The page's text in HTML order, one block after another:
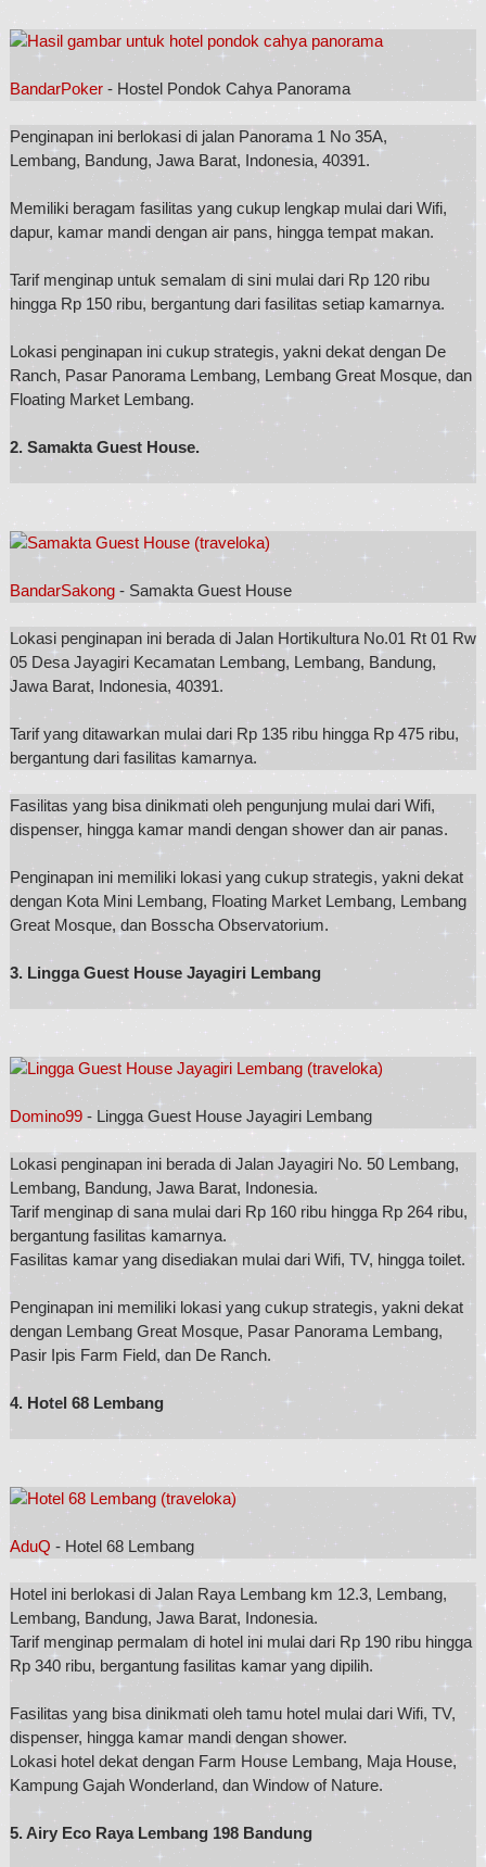
BandarPoker - Hostel Pondok Cahya Panorama
Penginapan ini berlokasi di jalan Panorama 1 No 35A,
Lembang, Bandung, Jawa Barat, Indonesia, 40391.
Memiliki beragam fasilitas yang cukup lengkap mulai dari Wifi,
dapur, kamar mandi dengan air pans, hingga tempat makan.
Tarif menginap untuk semalam di sini mulai dari Rp 120 ribu
hingga Rp 150 ribu, bergantung dari fasilitas setiap kamarnya.
Lokasi penginapan ini cukup strategis, yakni dekat dengan De
Ranch, Pasar Panorama Lembang, Lembang Great Mosque, dan
Floating Market Lembang.
2. Samakta Guest House.
BandarSakong - Samakta Guest House
Lokasi penginapan ini berada di Jalan Hortikultura No.01 Rt 01 Rw
05 Desa Jayagiri Kecamatan Lembang, Lembang, Bandung,
Jawa Barat, Indonesia, 40391.
Tarif yang ditawarkan mulai dari Rp 135 ribu hingga Rp 475 ribu,
bergantung dari fasilitas kamarnya.
Fasilitas yang bisa dinikmati oleh pengunjung mulai dari Wifi,
dispenser, hingga kamar mandi dengan shower dan air panas.
Penginapan ini memiliki lokasi yang cukup strategis, yakni dekat
dengan Kota Mini Lembang, Floating Market Lembang, Lembang
Great Mosque, dan Bosscha Observatorium.
3. Lingga Guest House Jayagiri Lembang
Domino99 - Lingga Guest House Jayagiri Lembang
Lokasi penginapan ini berada di Jalan Jayagiri No. 50 Lembang,
Lembang, Bandung, Jawa Barat, Indonesia.
Tarif menginap di sana mulai dari Rp 160 ribu hingga Rp 264 ribu,
bergantung fasilitas kamarnya.
Fasilitas kamar yang disediakan mulai dari Wifi, TV, hingga toilet.
Penginapan ini memiliki lokasi yang cukup strategis, yakni dekat
dengan Lembang Great Mosque, Pasar Panorama Lembang,
Pasir Ipis Farm Field, dan De Ranch.
4. Hotel 68 Lembang
AduQ - Hotel 68 Lembang
Hotel ini berlokasi di Jalan Raya Lembang km 12.3, Lembang,
Lembang, Bandung, Jawa Barat, Indonesia.
Tarif menginap permalam di hotel ini mulai dari Rp 190 ribu hingga
Rp 340 ribu, bergantung fasilitas kamar yang dipilih.
Fasilitas yang bisa dinikmati oleh tamu hotel mulai dari Wifi, TV,
dispenser, hingga kamar mandi dengan shower.
Lokasi hotel dekat dengan Farm House Lembang, Maja House,
Kampung Gajah Wonderland, dan Window of Nature.
5. Airy Eco Raya Lembang 198 Bandung